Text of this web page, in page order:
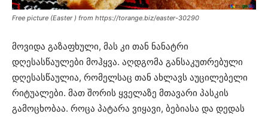
Free picture (Easter ) from https://torange.biz/easter-30290
მოვიდა გაზაფხული, მას კი თან ნანატრი
დღესასწაულები მოჰყვა. აღდგომა განსაკუთრებული
დღესასწაულია, რომელსაც თან ახლავს აუცილებელი
რიტუალები. მათ შორის ყველაზე მთავარი პასკის
გამოცხობაა. როცა პატარა ვიყავი, ბებიასა და დედას